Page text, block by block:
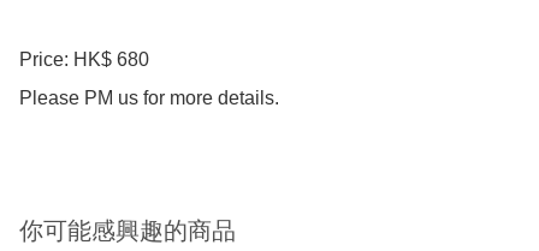
Price: HK$ 680
Please PM us for more details.
你可能感興趣的商品